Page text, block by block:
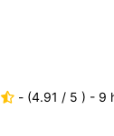
- (4.91 / 5 ) - 9